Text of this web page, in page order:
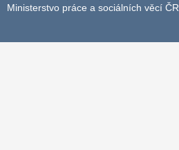
Ministerstvo práce a sociálních věcí ČR